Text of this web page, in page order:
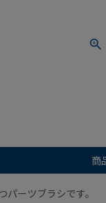
商
ーツブラシです。